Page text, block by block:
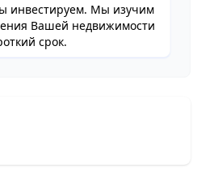
инвестируем. Мы изучим
Вашей недвижимости
срок.